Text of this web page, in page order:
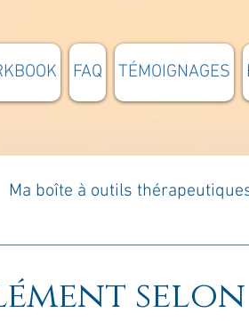
FAQ TÉMOIGNAGES
Ma boîte à outils
selon